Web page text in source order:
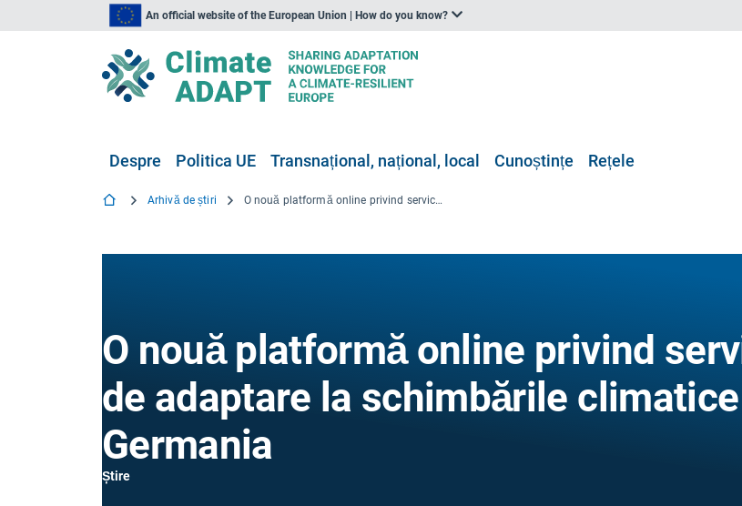
An official website of the European Union | How do you know?
Despre Politica UE Transnațional, național, local Cunoștințe Rețele
Arhivă de știri O nouă platformă online privind serviciile de adaptare la schimbările climatice în Germania
O nouă platformă online privind
de adaptare la schimbările
Germania
Știre